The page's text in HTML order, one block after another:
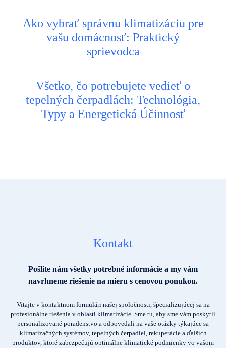
Ako vybrať správnu klimatizáciu pre
vašu domácnosť: Praktický
sprievodca
Všetko, čo potrebujete vedieť o
tepelných čerpadlách: Technológia,
Typy a Energetická Účinnosť
Kontakt
Pošlite nám všetky potrebné informácie a my vám
navrhneme riešenie na mieru s cenovou ponukou.
Vitajte v kontaktnom formulári našej spoločnosti, špecializujúcej sa na
profesionálne riešenia v oblasti klimatizácie. Sme tu, aby sme vám poskytli
personalizované poradenstvo a odpovedali na vaše otázky týkajúce sa
klimatizačných systémov, tepelných čerpadiel, rekuperácie a ďalších
produktov, ktoré zabezpečujú optimálne klimatické podmienky vo vašom